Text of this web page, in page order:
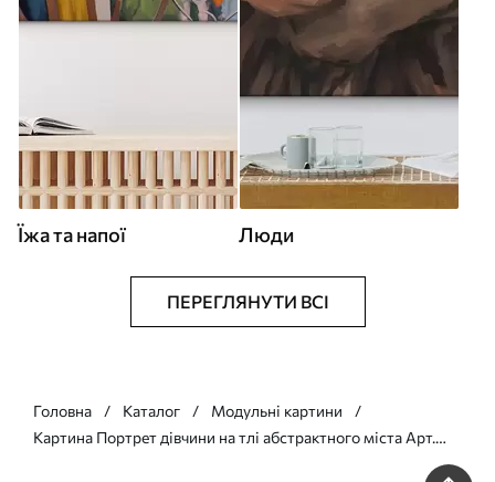
Їжа та напої Люди
ПЕРЕГЛЯНУТИ ВСІ
Головна Каталог
Модульні картини
Картина Портрет дівчини на тлі абстрактного міста Арт.